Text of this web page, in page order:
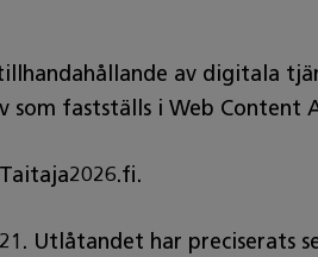
av digitala
fastställs i Web Content
Utlåtandet har preciserats